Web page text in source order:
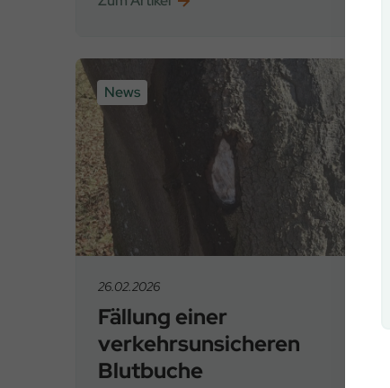
News
26.02.2026
Fällung einer
verkehrsunsicheren
Blutbuche